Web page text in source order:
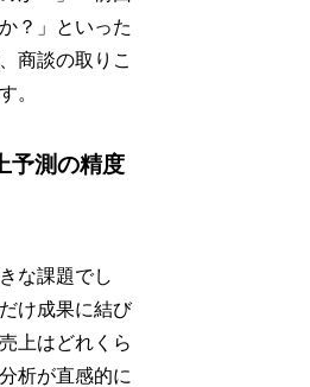
？」といった
商談の取りこ
。
予測の精度
な課題でし
け成果に結び
上はどれくら
析が直感的に